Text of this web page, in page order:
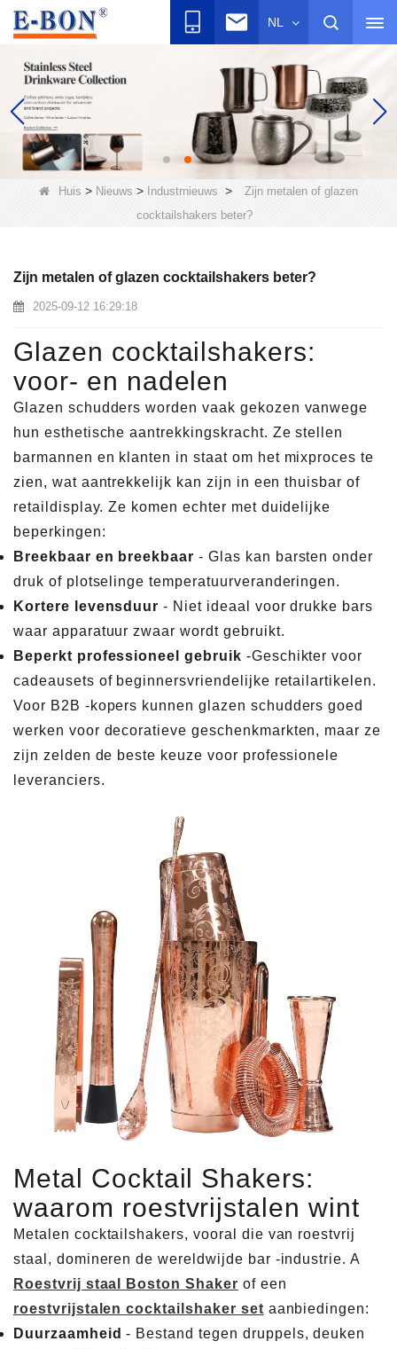
NL
Huis > Nieuws > Industrnieuws >
Zijn metalen of glazen
cocktailshakers beter?
Zijn metalen of glazen cocktailshakers beter?
2025-09-12 16:29:18
Glazen cocktailshakers:
voor- en nadelen
Glazen schudders worden vaak gekozen vanwege
hun esthetische aantrekkingskracht. Ze stellen
barmannen en klanten in staat om het mixproces te
zien, wat aantrekkelijk kan zijn in een thuisbar of
retaildisplay. Ze komen echter met duidelijke
beperkingen:
Breekbaar en breekbaar - Glas kan barsten onder
druk of plotselinge temperatuurveranderingen.
Kortere levensduur - Niet ideaal voor drukke bars
waar apparatuur zwaar wordt gebruikt.
Beperkt professioneel gebruik -Geschikter voor
cadeausets of beginnersvriendelijke retailartikelen.
Voor B2B -kopers kunnen glazen schudders goed
werken voor decoratieve geschenkmarkten, maar ze
zijn zelden de beste keuze voor professionele
leveranciers.
Metal Cocktail Shakers:
waarom roestvrijstalen wint
Metalen cocktailshakers, vooral die van roestvrij
staal, domineren de wereldwijde bar -industrie. A
Roestvrij staal Boston Shaker of een
roestvrijstalen cocktailshaker set aanbiedingen:
Duurzaamheid - Bestand tegen druppels, deuken